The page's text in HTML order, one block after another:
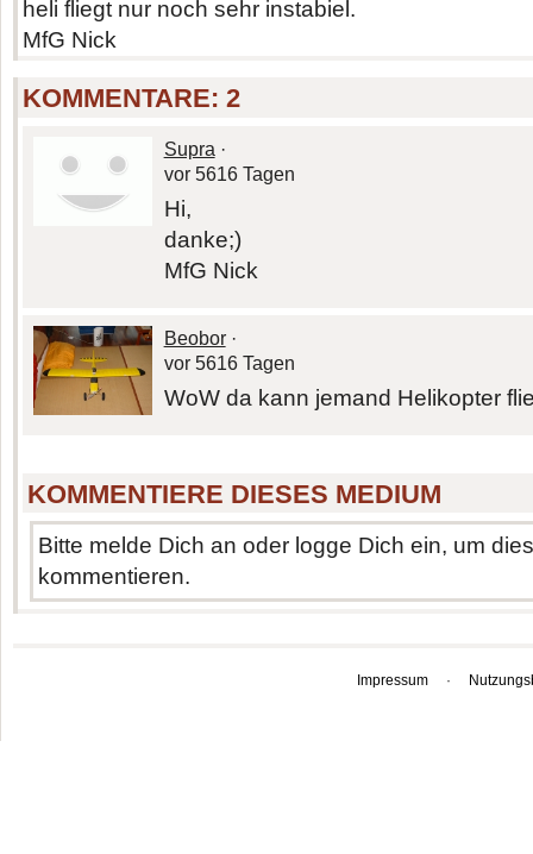
heli fliegt nur noch sehr instabiel.
MfG Nick
KOMMENTARE:2
Supra ·
vor 5616 Tagen
Hi,
danke;)
MfG Nick
Beobor·
vor 5616 Tagen
WoW da kann jemand Helikopter
KOMMENTIERE DIESES MEDIUM
Bitte melde Dich an oder logge Dich ein, um
kommentieren.
Impressum ·